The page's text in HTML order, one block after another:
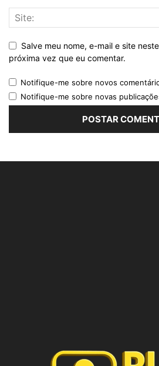
Salve meu nome, e-mail e site
próxima vez que eu comentar.
Notifique-me sobre novos
Notifique-me sobre novas